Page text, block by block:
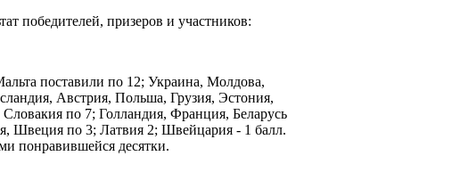
победителей, призеров и участников:
поставили по 12; Украина, Молдова,
Австрия, Польша, Грузия, Эстония,
по 7; Голландия, Франция, Беларусь
Швеция по 3; Латвия 2; Швейцария - 1 балл.
понравившейся десятки.